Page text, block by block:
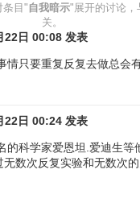
才算。
行不足谓之知。
也是因为你还没有形成
可归纳为以下七点：
识，使其化为行动
条目" 自我暗示"展开的讨论，
关。
22日 00:08 发表
只要重复反复去做总会
22日 00:24 发表
的科学家爱恩坦.爱迪生等
数次反复实验和无数次